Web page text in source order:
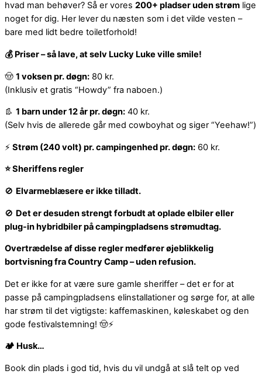
hvad man behøver? Så er vores 200+ pladser uden strøm lige
noget for dig. Her lever du næsten som i det vilde vesten –
bare med lidt bedre toiletforhold!
💰 Priser – så lave, at selv Lucky Luke ville smile!
🤠 1 voksen pr. døgn: 80 kr.
(Inklusiv et gratis “Howdy” fra naboen.)
👢 1 barn under 12 år pr. døgn: 40 kr.
(Selv hvis de allerede går med cowboyhat og siger “Yeehaw!”)
⚡ Strøm (240 volt) pr. campingenhed pr. døgn: 60 kr.
⭐Sheriffens regler
🚫 Elvarmeblæsere er ikke tilladt.
🚫 Det er desuden strengt forbudt at oplade elbiler eller
plug-in hybridbiler på campingpladsens strømudtag.
Overtrædelse af disse regler medfører øjeblikkelig
bortvisning fra Country Camp – uden refusion.
Det er ikke for at være sure gamle sheriffer – det er for at
passe på campingpladsens elinstallationer og sørge for, at alle
har strøm til det vigtigste: kaffemaskinen, køleskabet og den
gode festivalstemning! 🤠⚡
🏕️ Husk…
Book din plads i god tid, hvis du vil undgå at slå telt op ved